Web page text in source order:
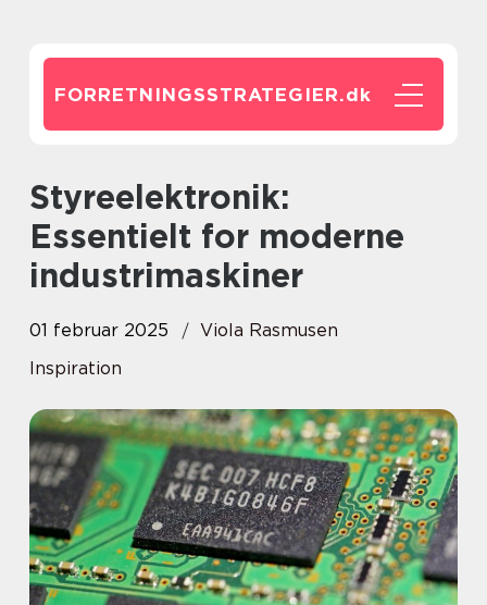
FORRETNINGSSTRATEGIER.dk
Styreelektronik:
Essentielt for moderne
industrimaskiner
01 februar 2025
Viola Rasmusen
Inspiration